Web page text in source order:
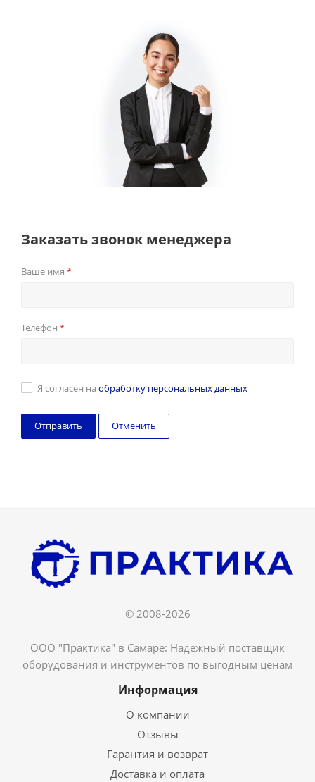
Заказать звонок менеджера
Ваше имя *
Телефон *
Я согласен на обработку персональных данных
Отменить
© 2008-2026
ООО "Практика" в Самаре: Надежный поставщик
оборудования и инструментов по выгодным ценам
Информация
О компании
Отзывы
Гарантия и возврат
Доставка и оплата